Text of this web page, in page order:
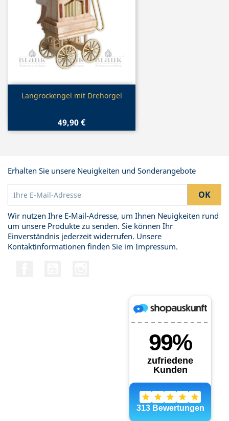
Vorschau
Langrockengel mit Drehorgel
49,90 €
Erhalten Sie unsere Neuigkeiten und Sonderangebote
Wir nutzen Ihre E-Mail-Adresse, um Ihnen Neuigkeiten rund
um unsere Produkte zu senden. Sie können Ihr
Einverständnis jederzeit widerrufen. Unsere
Kontaktinformationen finden Sie im Impressum.